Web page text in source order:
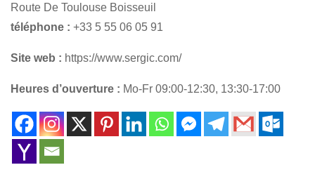
Route De Toulouse Boisseuil
téléphone : +33 5 55 06 05 91
Site web : https://www.sergic.com/
Heures d’ouverture : Mo-Fr 09:00-12:30, 13:30-17:00